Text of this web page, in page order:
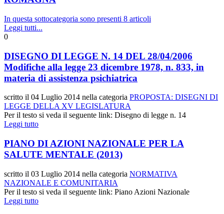
In questa sottocategoria sono presenti 8 articoli
Leggi tutti...
0
DISEGNO DI LEGGE N. 14 DEL 28/04/2006
Modifiche alla legge 23 dicembre 1978, n. 833, in
materia di assistenza psichiatrica
scritto il 04 Luglio 2014 nella categoria PROPOSTA: DISEGNI DI
LEGGE DELLA XV LEGISLATURA
Per il testo si veda il seguente link: Disegno di legge n. 14
Leggi tutto
PIANO DI AZIONI NAZIONALE PER LA
SALUTE MENTALE (2013)
scritto il 03 Luglio 2014 nella categoria NORMATIVA
NAZIONALE E COMUNITARIA
Per il testo si veda il seguente link: Piano Azioni Nazionale
Leggi tutto